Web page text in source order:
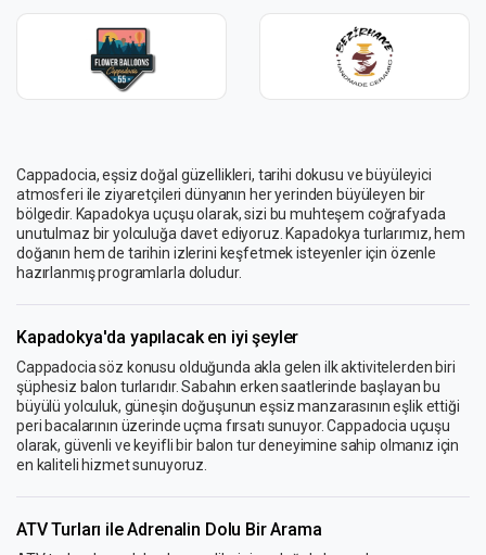
Cappadocia, eşsiz doğal güzellikleri, tarihi dokusu ve büyüleyici
atmosferi ile ziyaretçileri dünyanın her yerinden büyüleyen bir
bölgedir. Kapadokya uçuşu olarak, sizi bu muhteşem coğrafyada
unutulmaz bir yolculuğa davet ediyoruz. Kapadokya turlarımız, hem
doğanın hem de tarihin izlerini keşfetmek isteyenler için özenle
hazırlanmış programlarla doludur.
Kapadokya'da yapılacak en iyi şeyler
Cappadocia söz konusu olduğunda akla gelen ilk aktivitelerden biri
şüphesiz balon turlarıdır. Sabahın erken saatlerinde başlayan bu
büyülü yolculuk, güneşin doğuşunun eşsiz manzarasının eşlik ettiği
peri bacalarının üzerinde uçma fırsatı sunuyor. Cappadocia uçuşu
olarak, güvenli ve keyifli bir balon tur deneyimine sahip olmanız için
en kaliteli hizmet sunuyoruz.
ATV Turları ile Adrenalin Dolu Bir Arama